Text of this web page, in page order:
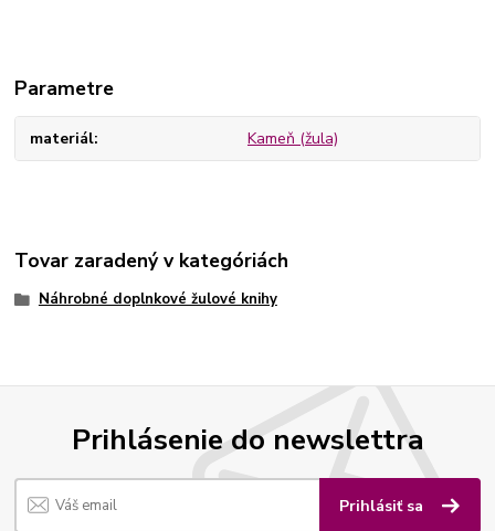
Parametre
materiál Kameň (žula)
Tovar zaradený v kategóriách
Náhrobné doplnkové žulové knihy
Prihlásenie do newslettra
Prihlásiť sa